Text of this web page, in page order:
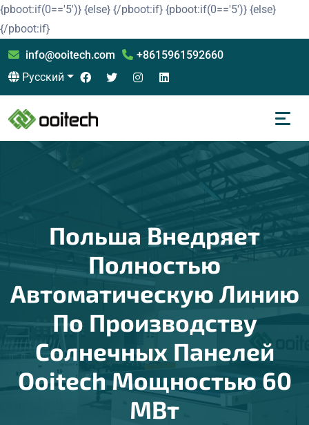
{pboot:if(0=='5')} {else} {/pboot:if} {pboot:if(0=='5')} {else}
{/pboot:if}
info@ooitech.com
+8615961592660
Русский
Польша Внедряет
Полностью
Автоматическую Линию
По Производству
Солнечных Панелей
Ooitech Мощностью 60
МВт